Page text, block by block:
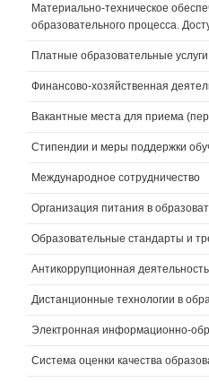
Материально-техническое
образовательного процесса.
Платные образовательные услуги
Финансово-хозяйственная
Вакантные места для приема
Стипендии и меры поддержки
Международное сотрудничество
Организация питания в
Образовательные стандарты и
Антикоррупционная деятельность
Дистанционные технологии в
Электронная информационно-
Система оценки качества